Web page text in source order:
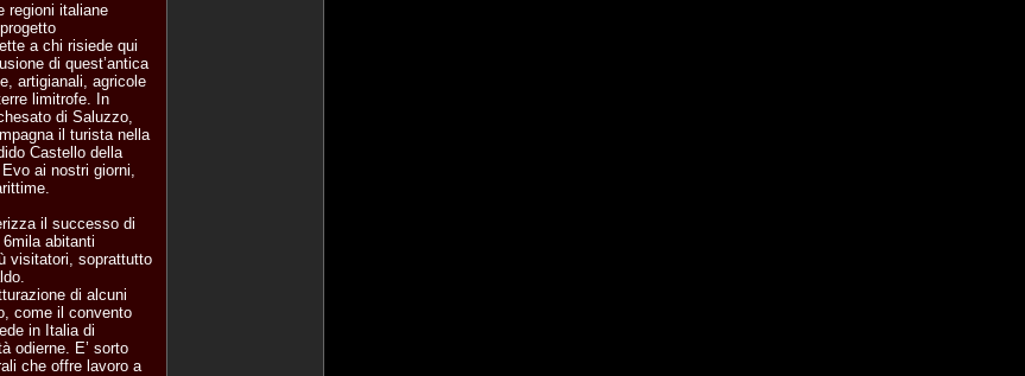
regioni italiane
a chi risiede qui
di quest’antica
artigianali, agricole
limitrofe. In
di Saluzzo,
il turista nella
Castello della
ai nostri giorni,
il successo di
abitanti
visitatori, soprattutto
di alcuni
come il convento
in Italia di
odierne. E’ sorto
che offre lavoro a